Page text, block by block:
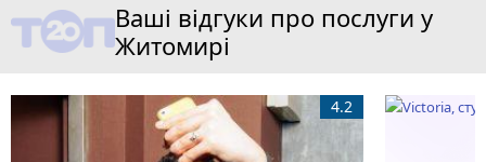
Ваші відгуки про послуги у
Житомирі
4.2